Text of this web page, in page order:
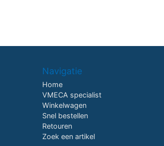
Navigatie
Home
VMECA specialist
Winkelwagen
Snel bestellen
Retouren
Zoek een artikel